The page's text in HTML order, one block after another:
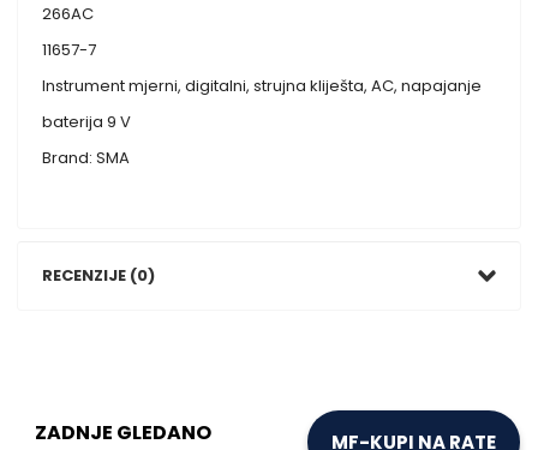
266AC
11657-7
Instrument mjerni, digitalni, strujna kliješta, AC, napajanje
baterija 9 V
Brand: SMA
RECENZIJE (0)
ZADNJE GLEDANO MF-KUPI NA RATE